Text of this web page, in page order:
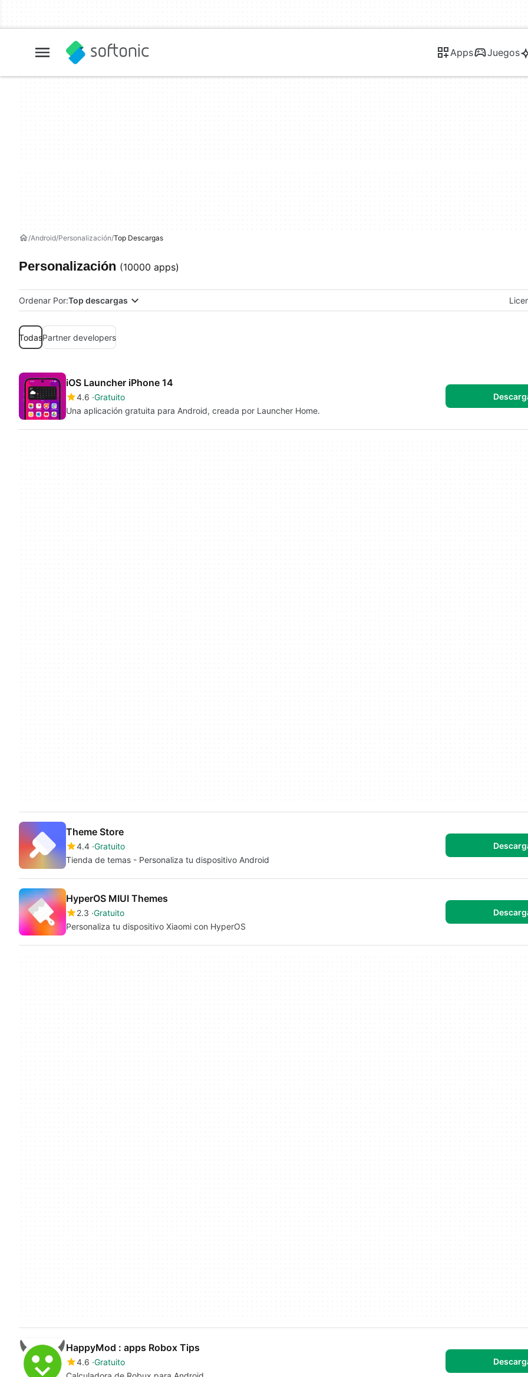
Apps Juegos
Android Personalización Top Descargas
Personalización (10000 apps)
Ordenar Por:Top descargas
TodasPartner developers
iOS Launcher iPhone 14
4.6 Gratuito
Una aplicación gratuita para Android, creada por Launcher Home.
Theme Store
4.4 Gratuito
Tienda de temas - Personaliza tu dispositivo Android
HyperOS MIUI Themes
2.3 Gratuito
Personaliza tu dispositivo Xiaomi con HyperOS
HappyMod : apps Robox Tips
4.6 Gratuito